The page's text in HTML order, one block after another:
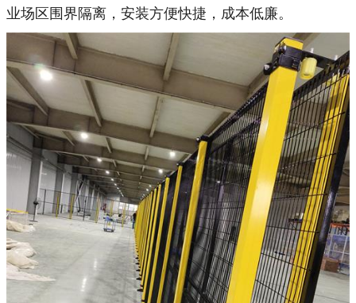
业场区围界隔离，安装方便快捷，成本低廉。